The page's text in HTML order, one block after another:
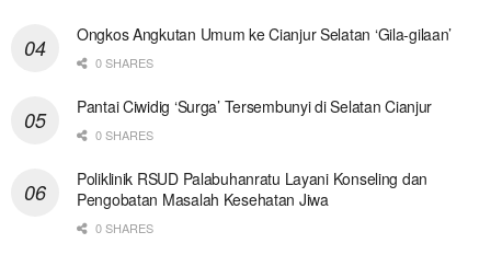
Ongkos Angkutan Umum ke Cianjur Selatan ‘Gila-gilaan’
0 SHARES
Pantai Ciwidig ‘Surga’ Tersembunyi di Selatan Cianjur
0 SHARES
Poliklinik RSUD Palabuhanratu Layani Konseling dan
Pengobatan Masalah Kesehatan Jiwa
0 SHARES